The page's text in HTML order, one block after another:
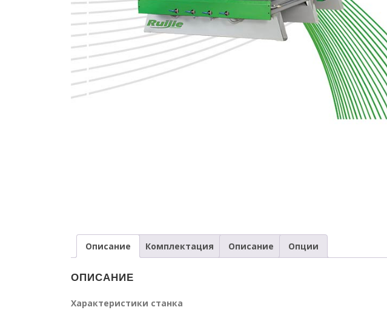
Описание Комплектация Описание Опции
ОПИСАНИЕ
Характеристики станка